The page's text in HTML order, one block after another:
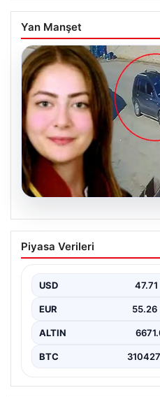
Yan Manşet
05.08.2026
Kurbanlık fiyatları il
2026: Büyükbaş ve
ve tüm illerin
{“title”: “2026 Yılı
“content”: “ 2026 yılı
Piyasa Verileri
USD 47.71
EUR 55.26
ALTIN
BTC